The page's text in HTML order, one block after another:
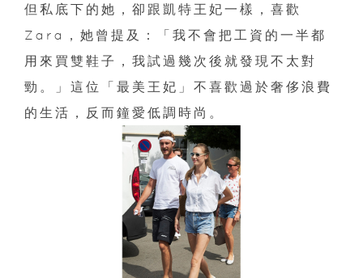
但私底下的她，卻跟凱特王妃一樣，喜歡
Zara，她曾提及：「我不會把工資的一半都
用來買雙鞋子，我試過幾次後就發現不太對
勁。」這位「最美王妃」不喜歡過於奢侈浪費
的生活，反而鐘愛低調時尚。